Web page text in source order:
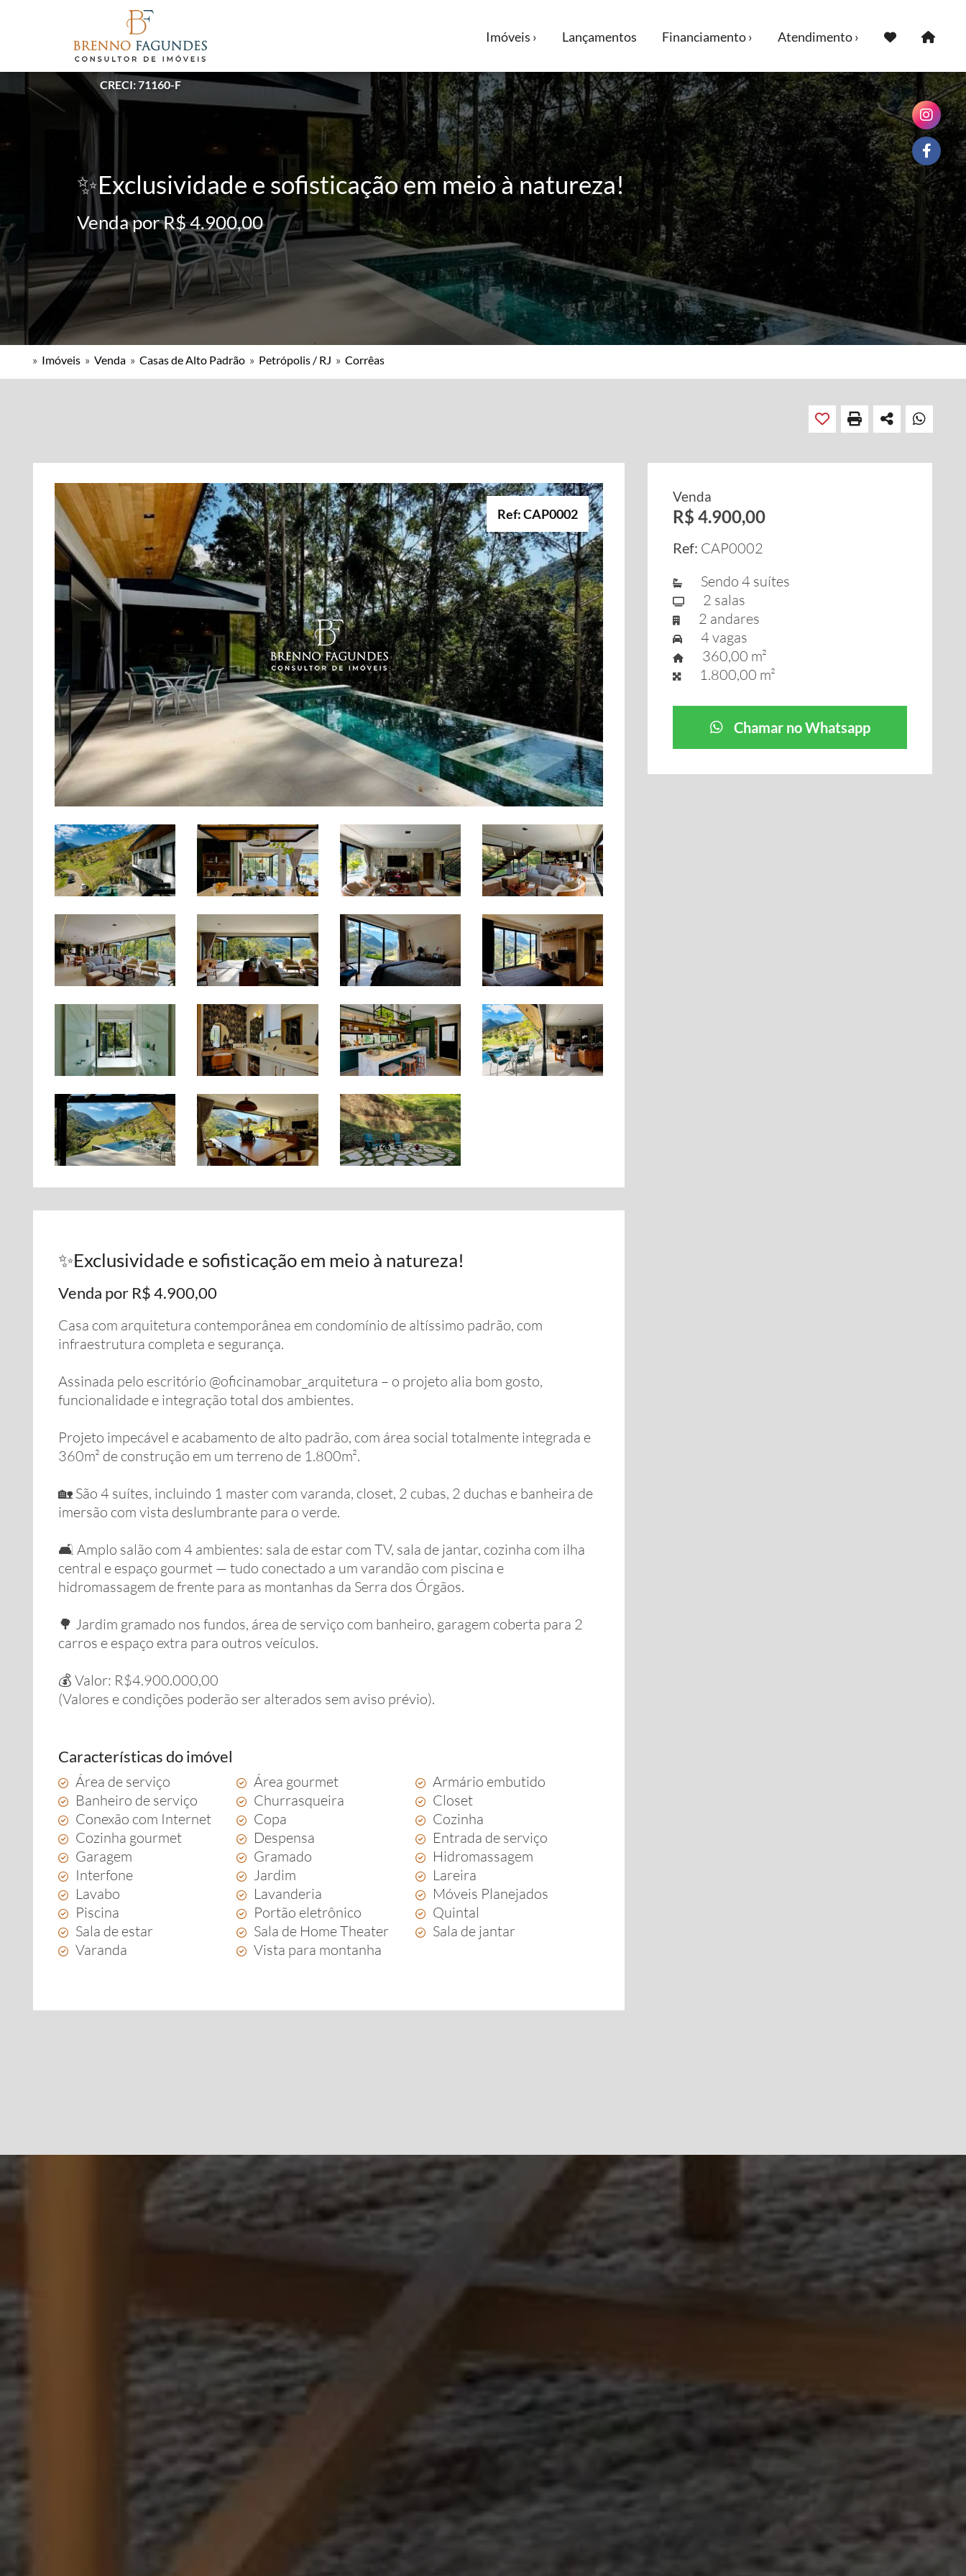
CRECI: 71160-F
Imóveis › Lançamentos Financiamento › Atendimento ›
✨Exclusividade e sofisticação em meio à natureza!
Venda por R$ 4.900,00
» Imóveis » Venda » Casas de Alto Padrão » Petrópolis / RJ » Corrêas
Ref: CAP0002
✨Exclusividade e sofisticação em meio à natureza!
Venda por R$ 4.900,00
Casa com arquitetura contemporânea em condomínio de altíssimo padrão, com
infraestrutura completa e segurança.
Assinada pelo escritório @oficinamobar_arquitetura – o projeto alia bom gosto,
funcionalidade e integração total dos ambientes.
Projeto impecável e acabamento de alto padrão, com área social totalmente integrada e
360m² de construção em um terreno de 1.800m².
🏡 São 4 suítes, incluindo 1 master com varanda, closet, 2 cubas, 2 duchas e banheira de
imersão com vista deslumbrante para o verde.
🛋️ Amplo salão com 4 ambientes: sala de estar com TV, sala de jantar, cozinha com ilha
central e espaço gourmet — tudo conectado a um varandão com piscina e
hidromassagem de frente para as montanhas da Serra dos Órgãos.
🌳 Jardim gramado nos fundos, área de serviço com banheiro, garagem coberta para 2
carros e espaço extra para outros veículos.
💰 Valor: R$4.900.000,00
(Valores e condições poderão ser alterados sem aviso prévio).
Características do imóvel
Área de serviço Área gourmet
Armário embutido
Banheiro de serviço
Churrasqueira
Closet
Conexão com Internet
Copa
Cozinha
Cozinha gourmet
Despensa
Entrada de serviço
Garagem
Gramado
Hidromassagem
Interfone
Jardim
Lareira
Lavabo
Lavanderia
Móveis Planejados
Piscina
Portão eletrônico
Quintal
Sala de estar
Sala de Home Theater
Sala de jantar
Varanda
Vista para montanha
Venda
R$ 4.900,00
Ref: CAP0002
Sendo 4 suítes
2 salas
2 andares
4 vagas
360,00 m²
1.800,00 m²
Chamar no Whatsapp